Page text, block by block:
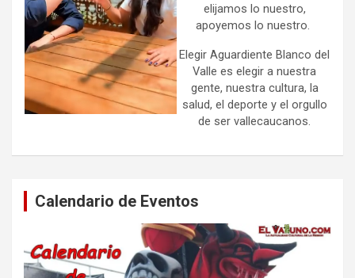
elijamos lo nuestro,
apoyemos lo nuestro.
Elegir Aguardiente Blanco del
Valle es elegir a nuestra
gente, nuestra cultura, la
salud, el deporte y el orgullo
de ser vallecaucanos.
Calendario de Eventos